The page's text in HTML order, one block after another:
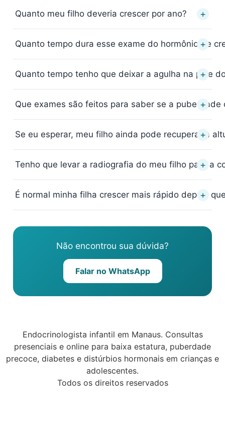
Quanto meu filho deveria crescer por ano? +
Quanto tempo dura esse exame do hormônio de
+
Quanto tempo tenho que deixar a agulha na pele
+
Que exames são feitos para saber se a puberdade
+
Se eu esperar, meu filho ainda pode recuperar a
+
Tenho que levar a radiografia do meu filho para a
+
É normal minha filha crescer mais rápido depois
+
Não encontrou sua dúvida?
Falar no WhatsApp
Endocrinologista infantil em Manaus. Consultas
presenciais e online para baixa estatura, puberdade
precoce, diabetes e distúrbios hormonais em crianças e
adolescentes.
Todos os direitos reservados